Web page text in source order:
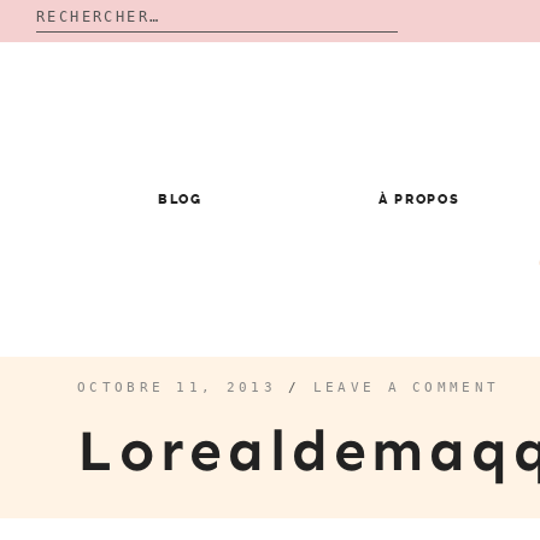
Rechercher :
BLOG À PROPOS
OCTOBRE 11, 2013 / LEAVE A COMMENT